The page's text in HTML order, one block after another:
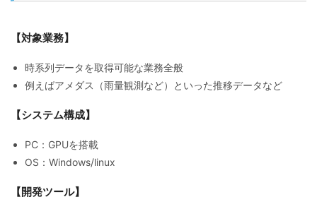
SOLUTIONS
【対象業務】
時系列データを取得可能な業務全般
例えばアメダス（雨量観測など）といった推移データなど
【システム構成】
PC：GPUを搭載
OS：Windows/linux
【開発ツール】